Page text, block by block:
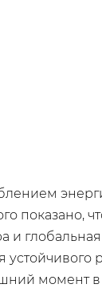
показано,
и
устойчивого
момент